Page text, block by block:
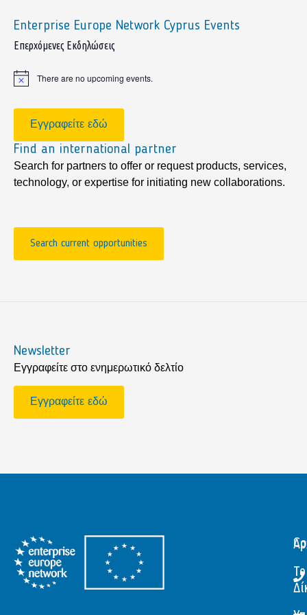
Enterprise Europe Network Cyprus Events
sidebar
Επερχόμενες Εκδηλώσεις
Notice There are no upcoming events.
Εγγραφείτε εδώ
Find an international partner
Search for partners to offer or request products, services,
technology, or expertise for initiating new collaborations.
Search current opportunities
Newsletter
Εγγραφείτε στο ενημερωτικό δελτίο
Εγγραφείτε εδώ
Το